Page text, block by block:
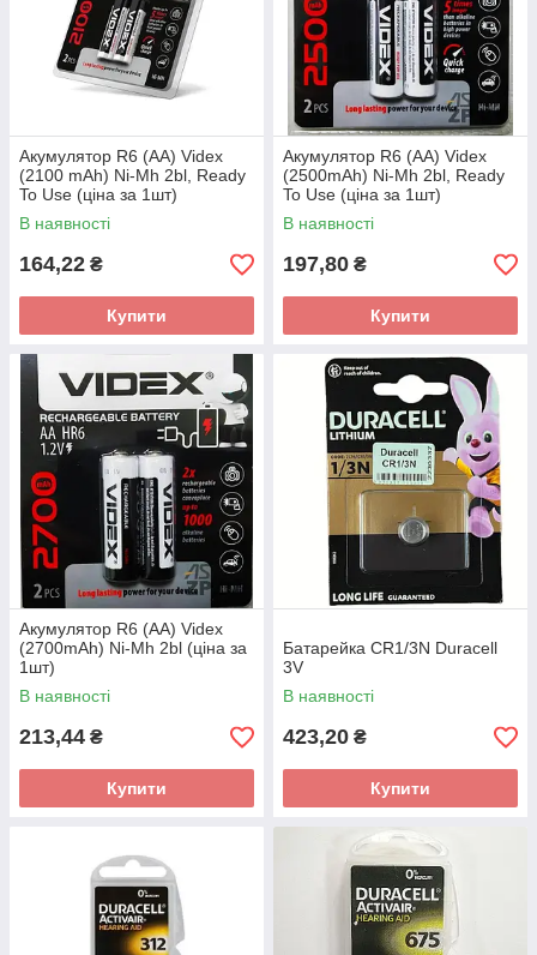
Акумулятор R6 (AA) Videx
(2100 mAh) Ni-Mh 2bl, Ready
To Use (ціна за 1шт)
В наявності
164,22 ₴
Купити
Акумулятор R6 (AA) Videx
(2500mAh) Ni-Mh 2bl, Ready
To Use (ціна за 1шт)
В наявності
197,80 ₴
Купити
Акумулятор R6 (AA) Videx
(2700mAh) Ni-Mh 2bl (ціна за
1шт)
В наявності
213,44 ₴
Купити
Батарейка CR1/3N Duracell
3V
В наявності
423,20 ₴
Купити